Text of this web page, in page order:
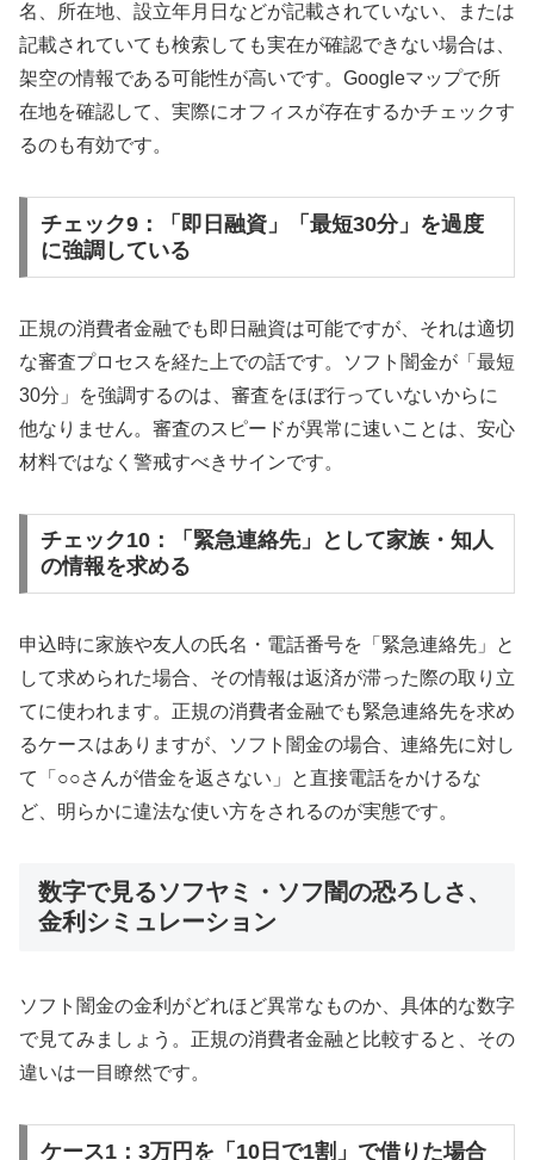
名、所在地、設立年月日などが記載されていない、または
記載されていても検索しても実在が確認できない場合は、
架空の情報である可能性が高いです。Googleマップで所
在地を確認して、実際にオフィスが存在するかチェックす
るのも有効です。
チェック9：「即日融資」「最短30分」を過度
に強調している
正規の消費者金融でも即日融資は可能ですが、それは適切
な審査プロセスを経た上での話です。ソフト闇金が「最短
30分」を強調するのは、審査をほぼ行っていないからに
他なりません。審査のスピードが異常に速いことは、安心
材料ではなく警戒すべきサインです。
チェック10：「緊急連絡先」として家族・知人
の情報を求める
申込時に家族や友人の氏名・電話番号を「緊急連絡先」と
して求められた場合、その情報は返済が滞った際の取り立
てに使われます。正規の消費者金融でも緊急連絡先を求め
るケースはありますが、ソフト闇金の場合、連絡先に対し
て「○○さんが借金を返さない」と直接電話をかけるな
ど、明らかに違法な使い方をされるのが実態です。
数字で見るソフヤミ・ソフ闇の恐ろしさ、
金利シミュレーション
ソフト闇金の金利がどれほど異常なものか、具体的な数字
で見てみましょう。正規の消費者金融と比較すると、その
違いは一目瞭然です。
ケース1：3万円を「10日で1割」で借りた場合